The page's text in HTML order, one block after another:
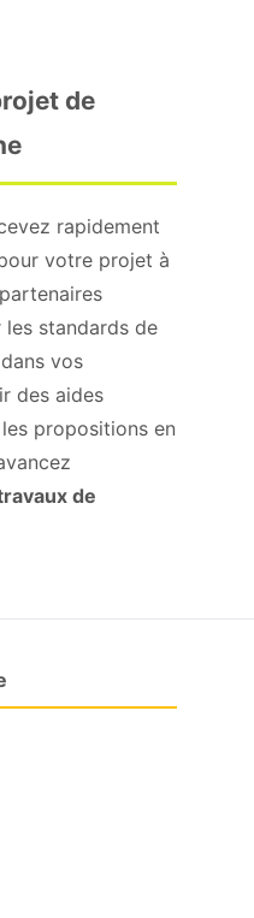
de
rapidement
votre projet à
standards de
vos
des aides
propositions en
de